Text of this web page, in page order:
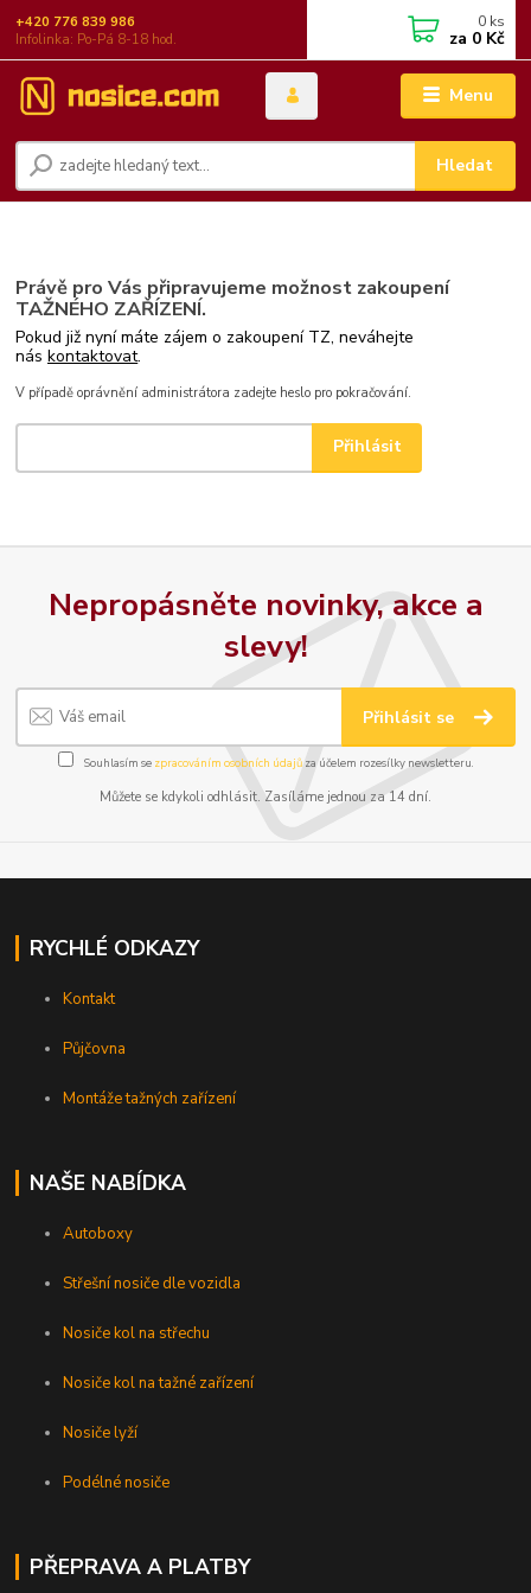
Menu
Hledat
+420 776 839 986
Infolinka: Po-Pá 8-18 hod.
0 ks
za 0 Kč
Právě pro Vás připravujeme možnost zakoupení
TAŽNÉHO ZAŘÍZENÍ.
Pokud již nyní máte zájem o zakoupení TZ, neváhejte
náskontaktovat.
V případě oprávnění administrátora zadejte heslo pro pokračování.
Nepropásněte novinky, akce a
slevy!
Přihlásit se
Souhlasím se zpracováním osobních údajůza účelem rozesílky newsletteru.
Můžete se kdykoli odhlásit. Zasíláme jednou za 14 dní.
RYCHLÉ ODKAZY
Kontakt
Půjčovna
Montáže tažných zařízení
NAŠE NABÍDKA
Autoboxy
Střešní nosiče dle vozidla
Nosiče kol na střechu
Nosiče kol na tažné zařízení
Nosiče lyží
Podélné nosiče
PŘEPRAVA A PLATBY